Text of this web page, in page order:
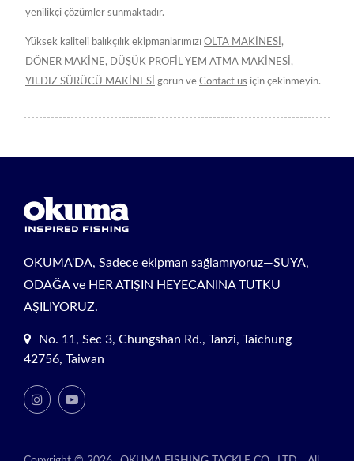
yenilikçi çözümler sunmaktadır.
Yüksek kaliteli balıkçılık ekipmanlarımızı OLTA MAKİNESİ ,
DÖNER MAKİNE, DÜŞÜK PROFİL YEM ATMA MAKİNESİ ,
YILDIZ SÜRÜCÜ MAKİNESİ görün ve Contact us için çekinmeyin.
OKUMA'DA, Sadece ekipman sağlamıyoruz—SUYA,
ODAĞA ve HER ATIŞIN HEYECANINA TUTKU
AŞILIYORUZ.
No. 11, Sec 3, Chungshan Rd., Tanzi, Taichung
42756, Taiwan